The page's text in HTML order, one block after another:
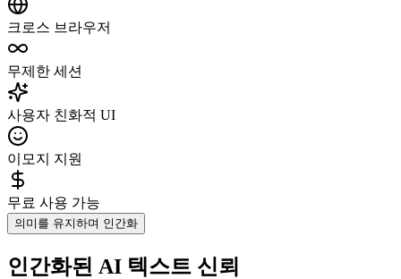
크로스 브라우저
무제한 세션
사용자 친화적 UI
이모지 지원
무료 사용 가능
의미를 유지하며 인간화
인간화된 AI 텍스트 신뢰